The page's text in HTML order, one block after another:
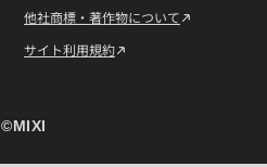
他社商標・著作物について
サイト利用規約
©︎MIXI